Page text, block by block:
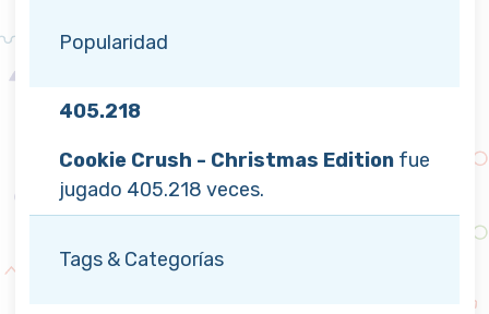
Popularidad
405.218
Cookie Crush - Christmas Edition fue
jugado 405.218 veces.
Tags & Categorías